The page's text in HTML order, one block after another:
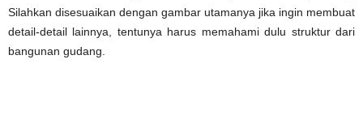
Silahkan disesuaikan dengan gambar utamanya jika ingin membuat
detail-detail lainnya, tentunya harus memahami dulu struktur dari
bangunan gudang.